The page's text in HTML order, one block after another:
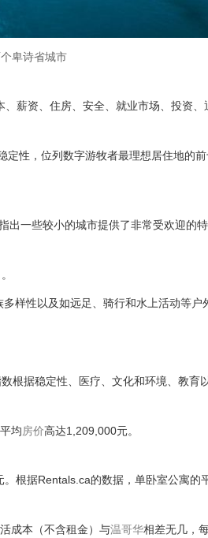
卑诗省城市
薪资、住房、安全、就业市场、投资、
定性，位列数字游牧者最理想居住地的前
出一些较小的城市提供了非常受欢迎的
样性以及如远足、骑行和水上活动等户
根据稳定性、医疗、文化和环境、教育
均房价高达1,209,000元。
根据Rentals.ca的数据，单卧室公寓的
成本（不含租金）与温哥华相差无几，